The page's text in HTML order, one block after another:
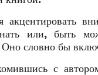
акцентировать
или, быть
Оно словно бы
с